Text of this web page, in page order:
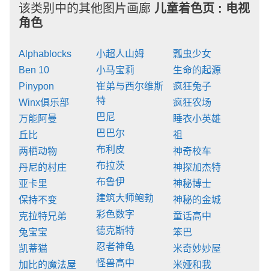
该类别中的其他图片画廊 儿童着色页 : 电视
角色
Alphablocks
Ben 10
Pinypon
Winx俱乐部
万能阿曼
丘比
两栖动物
丹尼的村庄
亚卡里
保持不变
克拉特兄弟
兔宝宝
凯蒂猫
加比的魔法屋
小超人山姆
小马宝莉
崔弟与西尔维斯
特
巴尼
巴巴尔
布利皮
布拉茨
布鲁伊
建筑大师鲍勃
彩色数字
德克斯特
忍者神龟
怪兽高中
瓢虫少女
生命的起源
疯狂兔子
疯狂农场
睡衣小英雄
祖
神奇校车
神探加杰特
神秘博士
神秘的金城
童话高中
笨巴
米奇妙妙屋
米娅和我